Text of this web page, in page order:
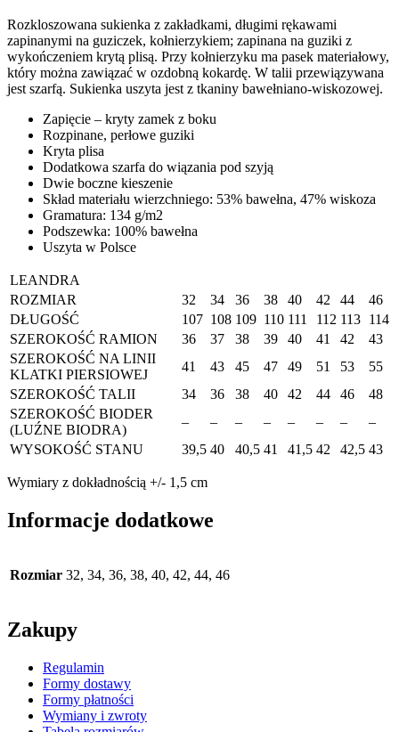
Rozkloszowana sukienka z zakładkami, długimi rękawami
zapinanymi na guziczek, kołnierzykiem; zapinana na guziki z
wykończeniem krytą plisą. Przy kołnierzyku ma pasek materiałowy,
który można zawiązać w ozdobną kokardę. W talii przewiązywana
jest szarfą. Sukienka uszyta jest z tkaniny bawełniano-wiskozowej.
Zapięcie – kryty zamek z boku
Rozpinane, perłowe guziki
Kryta plisa
Dodatkowa szarfa do wiązania pod szyją
Dwie boczne kieszenie
Skład materiału wierzchniego: 53% bawełna, 47% wiskoza
Gramatura: 134 g/m2
Podszewka: 100% bawełna
Uszyta w Polsce
LEANDRA
ROZMIAR
32 34 36 38 40 42 44
46
DŁUGOŚĆ
107 108 109 110 111 112 113 114
SZEROKOŚĆ RAMION
36 37 38 39 40 41 42
43
SZEROKOŚĆ NA LINII
KLATKI PIERSIOWEJ
41 43 45 47 49 51 53
55
SZEROKOŚĆ TALII
34 36 38 40 42 44 46
48
SZEROKOŚĆ BIODER
(LUŹNE BIODRA)
– – – – – – –
–
WYSOKOŚĆ STANU
39,5 40 40,5 41 41,5 42 42,5 43
Wymiary z dokładnością +/- 1,5 cm
Informacje dodatkowe
Rozmiar 32, 34, 36, 38, 40, 42, 44, 46
Zakupy
Regulamin
Formy dostawy
Formy płatności
Wymiany i zwroty